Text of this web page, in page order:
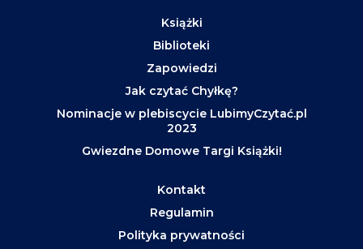
Książki
Biblioteki
Zapowiedzi
Jak czytać Chyłkę?
Nominacje w plebiscycie LubimyCzytać.pl
2023
Gwiezdne Domowe Targi Książki!
Kontakt
Regulamin
Polityka prywatności